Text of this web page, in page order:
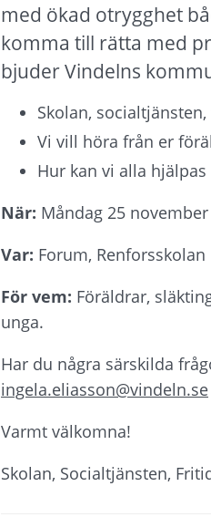
med ökad otrygghet
komma till rätta med
bjuder Vindelns
Skolan,
Vi vill höra från er
Hur kan vi alla
När: Måndag 25
Var: Forum, Renforsskolan
För vem: Föräldrar,
unga.
ingela.eliasson@vindeln.se
Varmt välkomna!
Skolan, Socialtjänsten,